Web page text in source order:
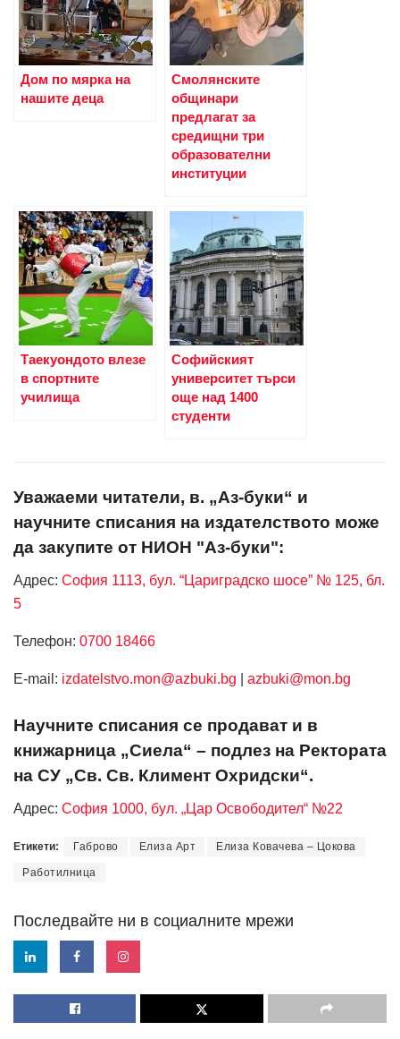
Дом по мярка на
нашите деца
Смолянските
общинари
предлагат за
средищни три
образователни
институции
Таекуондото влезе
в спортните
училища
Софийският
университет търси
още над 1400
студенти
Уважаеми читатели, в. „Аз-буки“ и
научните списания на издателството може
да закупите от НИОН "Аз-буки":
Адрес: София 1113, бул. “Цариградско шосе” № 125, бл.
5
Телефон: 0700 18466
Е-mail: izdatelstvo.mon@azbuki.bg azbuki@mon.bg
Научните списания се продават и в
книжарница „Сиела“ – подлез на Ректората
на СУ „Св. Св. Климент Охридски“.
Адрес: София 1000, бул. „Цар Освободител“ №22
Етикети: Габрово Елиза Арт Елиза Ковачева – Цокова
Работилница
Последвайте ни в социалните мрежи